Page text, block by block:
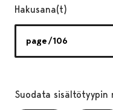
Hakusana(t)
Suodata sisältötyypin